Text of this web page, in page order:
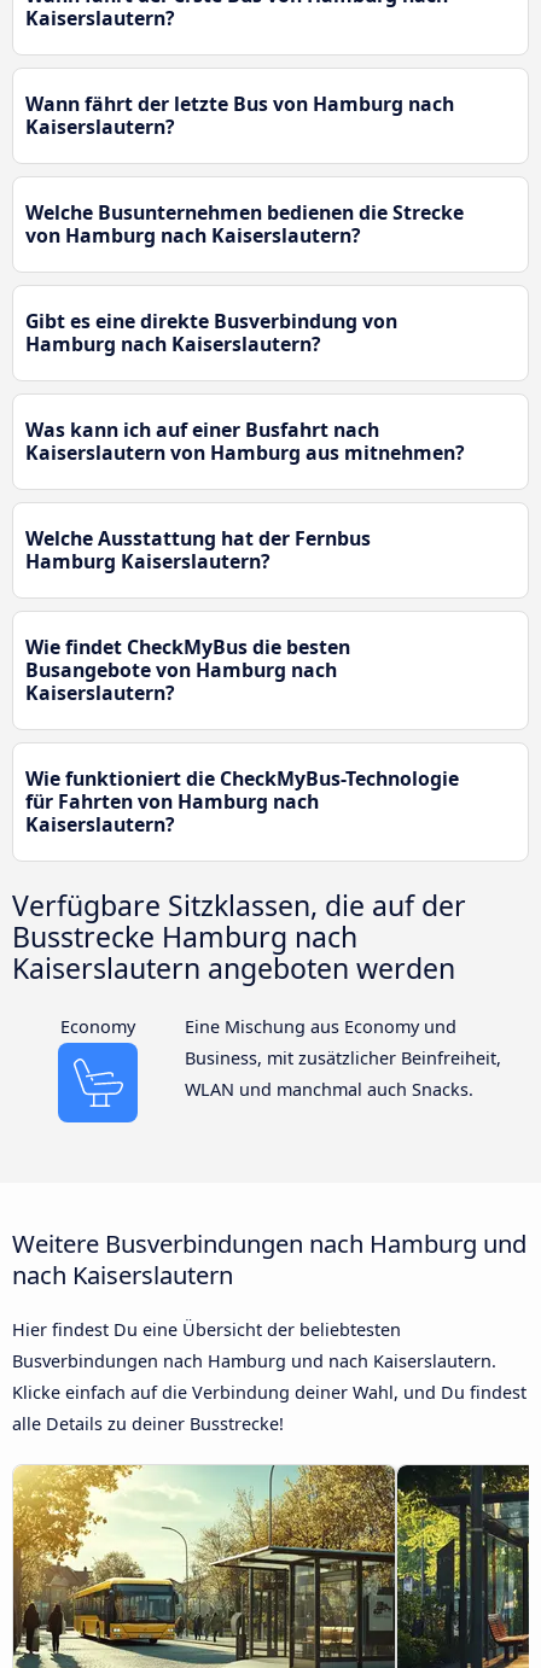
Kaiserslautern?
Wann fährt der letzte Bus von Hamburg nach
Kaiserslautern?
Welche Busunternehmen bedienen die Strecke
von Hamburg nach Kaiserslautern?
Gibt es eine direkte Busverbindung von
Hamburg nach Kaiserslautern?
Was kann ich auf einer Busfahrt nach
Kaiserslautern von Hamburg aus mitnehmen?
Welche Ausstattung hat der Fernbus
Hamburg Kaiserslautern?
Wie findet CheckMyBus die besten
Busangebote von Hamburg nach
Kaiserslautern?
Wie funktioniert die CheckMyBus-Technologie
für Fahrten von Hamburg nach
Kaiserslautern?
Verfügbare Sitzklassen, die auf der
Busstrecke Hamburg nach
Kaiserslautern angeboten werden
Economy
Eine Mischung aus Economy und
Business, mit zusätzlicher Beinfreiheit,
WLAN und manchmal auch Snacks.
Weitere Busverbindungen nach Hamburg und
nach Kaiserslautern
Hier findest Du eine Übersicht der beliebtesten
Busverbindungen nach Hamburg und nach Kaiserslautern.
Klicke einfach auf die Verbindung deiner Wahl, und Du findest
alle Details zu deiner Busstrecke!